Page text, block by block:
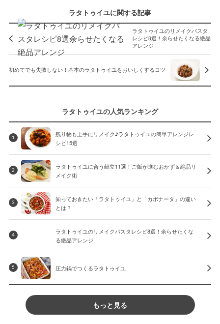
ラタトゥイユに関する記事
ラタトゥイユのリメイクパスタ
レシピ8選！余らせたくなる絶品
アレンジ
初めてでも失敗しない！基本のラタトゥイユをおいしくするコツ
ラタトゥイユの人気ランキング
1
残り物も上手にリメイク♪ラタトゥイユの簡単アレンジレ
シピ15選
2
ラタトゥイユに合う献立11選！ご飯が進むおかず＆絶品リ
メイク術
3
知っておきたい「ラタトゥイユ」と「カポナータ」の違い
とは？
4
ラタトゥイユのリメイクパスタレシピ8選！余らせたくな
る絶品アレンジ
5 圧力鍋でつくるラタトゥイユ
もっと見る